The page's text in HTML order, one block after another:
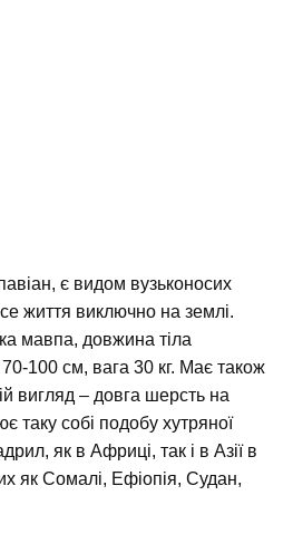
є видом вузьконосих
життя виключно на землі.
мавпа, довжина тіла
100 см, вага 30 кг. Має також
вигляд – довга шерсть на
таку собі подобу хутряної
як в Африці, так і в Азії в
як Сомалі, Ефіопія, Судан,